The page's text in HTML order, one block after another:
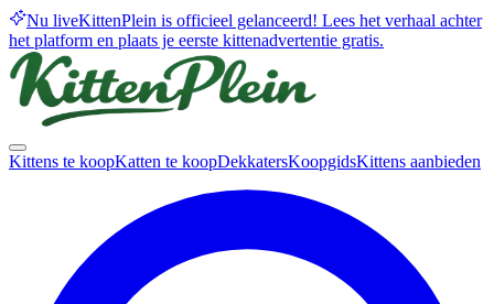
Nu liveKittenPlein is officieel gelanceerd! Lees het verhaal achter
het platform en plaats je eerste kittenadvertentie gratis.
Kittens te koopKatten te koopDekkatersKoopgidsKittens aanbieden